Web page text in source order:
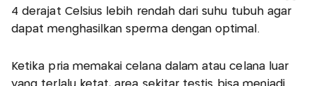
4 derajat Celsius lebih rendah dari suhu tubuh agar
dapat menghasilkan sperma dengan optimal.
Ketika pria memakai celana dalam atau celana luar